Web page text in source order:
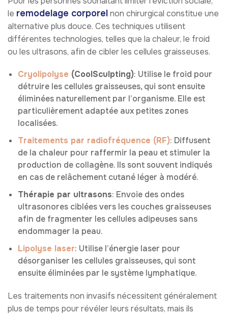
le remodelage corporelnon chirurgical constitue une
alternative plus douce. Ces techniques utilisent
différentes technologies, telles que la chaleur, le froid
ou les ultrasons, afin de cibler les cellules graisseuses.
Cryolipolyse (CoolSculpting): Utilise le froid pour
détruire les cellules graisseuses, qui sont ensuite
éliminées naturellement par l’organisme. Elle est
particulièrement adaptée aux petites zones
localisées.
Traitements par radiofréquence (RF): Diffusent
de la chaleur pour raffermir la peau et stimuler la
production de collagène. Ils sont souvent indiqués
en cas de relâchement cutané léger à modéré.
Thérapie par ultrasons: Envoie des ondes
ultrasonores ciblées vers les couches graisseuses
afin de fragmenter les cellules adipeuses sans
endommager la peau.
Lipolyse laser: Utilise l’énergie laser pour
désorganiser les cellules graisseuses, qui sont
ensuite éliminées par le système lymphatique.
Les traitements non invasifs nécessitent généralement
plus de temps pour révéler leurs résultats, mais ils